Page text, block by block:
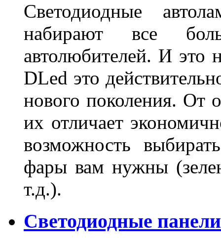
Светодиодные
набирают все
автолюбителей. И это
DLed это
нового поколения. От
их отличает
возможность
фары вам нужны
т.д.).
Светодиодные